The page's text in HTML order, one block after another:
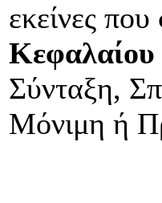
εκείνες που
Κεφαλαίου
Σύνταξη,
Μόνιμη ή